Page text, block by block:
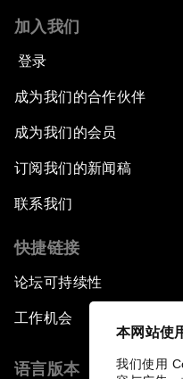
本网站使
我们使用
加入我们
登录
成为我们的合作伙伴
成为我们的会员
订阅我们的新闻稿
联系我们
快捷链接
论坛可持续性
工作机会
语言版本